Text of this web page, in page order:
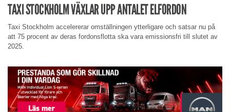
TAXI STOCKHOLM VÄXLAR UPP ANTALET ELFORDON
Taxi Stockholm accelererar omställningen ytterligare och satsar nu på
att 75 procent av deras fordonsflotta ska vara emissionsfri till slutet av
2025.